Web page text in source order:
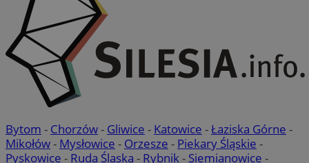
Bytom - Chorzów- Gliwice - Katowice -Łaziska Górne -
Mikołów- Mysłowice - Orzesze - Piekary Śląskie -
Pyskowice - Ruda Śląska - Rybnik- Siemianowice -